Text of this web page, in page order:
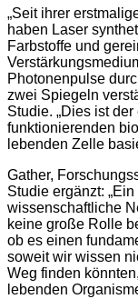
„Seit ihrer
haben Laser
Farbstoffe und
Photonenpulse
zwei Spiegeln
Studie. „Dies ist
funktionierenden
lebenden Zelle
Gather,
Studie ergänzt:
wissenschaftliche
keine große Rolle
ob es einen
soweit wir wissen
Weg finden
lebenden